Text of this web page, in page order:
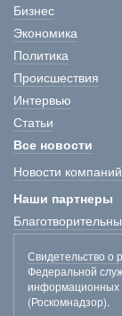
Бизнес
Экономика
Политика
Происшествия
Интервью
Статьи
Все новости
Новости компаний
Наши партнеры
Свидетельство о
Федеральной
информационных
(Роскомнадзор).